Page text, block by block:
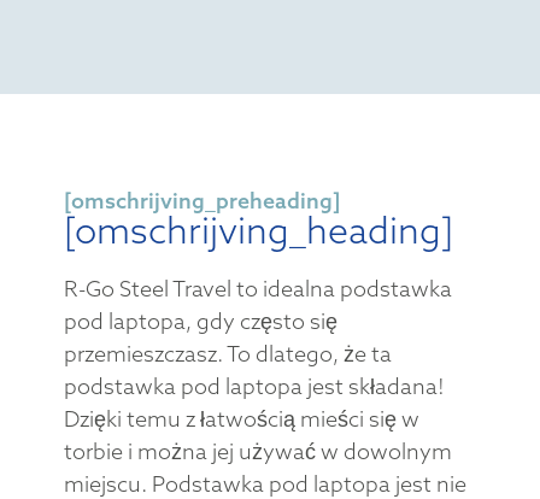
[omschrijving_preheading]
[omschrijving_heading]
R-Go Steel Travel to idealna podstawka
pod laptopa, gdy często się
przemieszczasz. To dlatego, że ta
podstawka pod laptopa jest składana!
Dzięki temu z łatwością mieści się w
torbie i można jej używać w dowolnym
miejscu. Podstawka pod laptopa jest nie